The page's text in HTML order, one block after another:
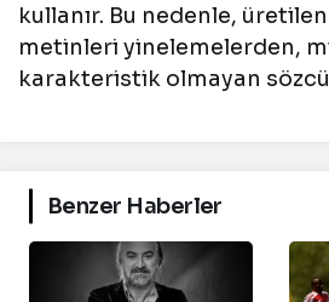
kullanır. Bu nedenle,
metinleri yinelemelerden,
karakteristik olmayan
Benzer Haberler